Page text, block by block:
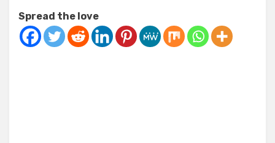
on
Spread the love